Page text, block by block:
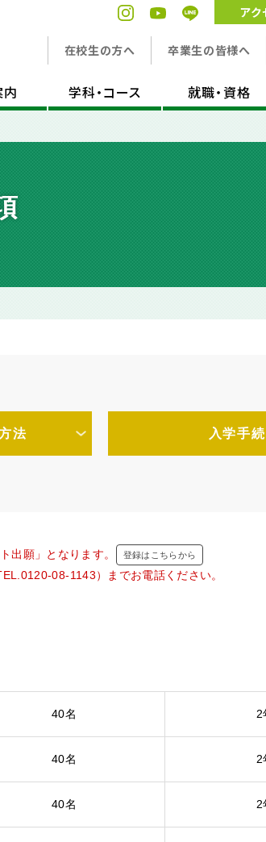
アク
在校生の方へ 卒業生の皆様へ
学科・コース 就職・資格
法 入学手続
出願」となります。 登録はこちらから
08-1143）までお電話ください。
40名 2
40名 2
40名 2